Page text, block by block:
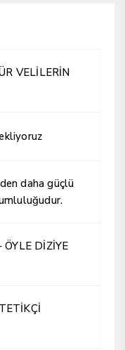
VELİLERİN
daha güçlü
ÖYLE DİZİYE